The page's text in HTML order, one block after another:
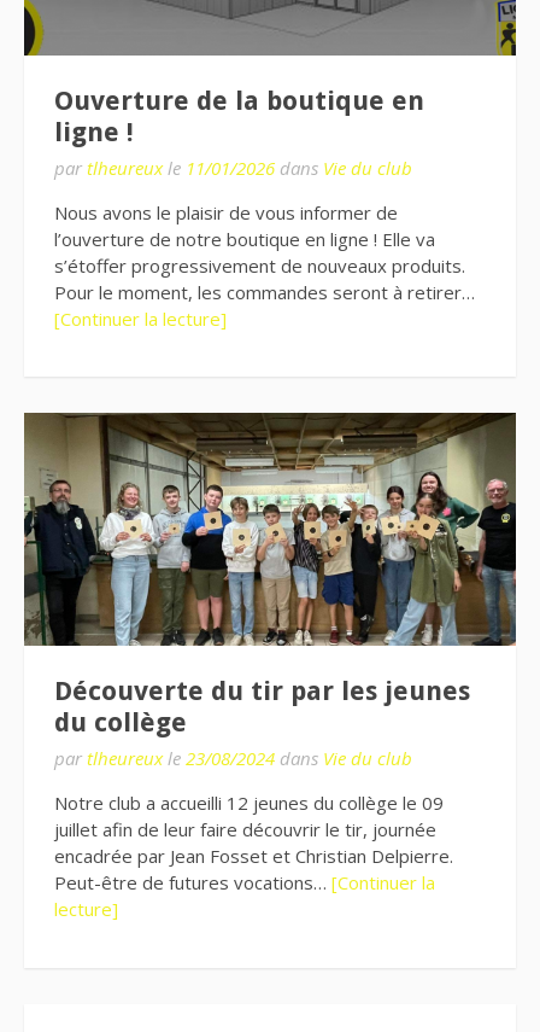
Ouverture de la boutique en
ligne !
par tlheureuxle 11/01/2026 dans Vie du club
Nous avons le plaisir de vous informer de
l’ouverture de notre boutique en ligne ! Elle va
s’étoffer progressivement de nouveaux produits.
Pour le moment, les commandes seront à retirer…
[Continuer la lecture]
Découverte du tir par les jeunes
du collège
par tlheureuxle 23/08/2024 dans Vie du club
Notre club a accueilli 12 jeunes du collège le 09
juillet afin de leur faire découvrir le tir, journée
encadrée par Jean Fosset et Christian Delpierre.
Peut-être de futures vocations… [Continuer la
lecture]